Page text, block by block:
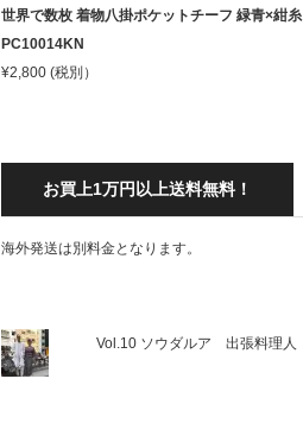
世界で数枚 着物八掛ポケットチーフ 緑青×紺糸
PC10014KN
¥2,800 (税別）
お買上1万円以上送料無料！
海外発送は別料金となります。
Vol.10 ソウダルア 出張料理人